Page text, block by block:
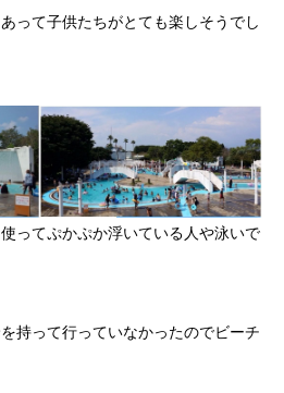
って子供たちがとても楽しそうでし
ってぷかぷか浮いている人や泳いで
持って行っていなかったのでビーチ